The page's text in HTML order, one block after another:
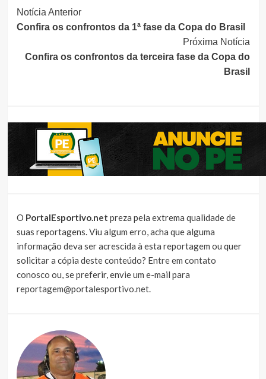
Continue
Lendo
Notícia Anterior
Confira os confrontos da 1ª fase da Copa do Brasil
Próxima Notícia
Confira os confrontos da terceira fase da Copa do
Brasil
O PortalEsportivo.net preza pela extrema qualidade de
suas reportagens. Viu algum erro, acha que alguma
informação deva ser acrescida à esta reportagem ou quer
solicitar a cópia deste conteúdo? Entre em contato
conosco ou, se preferir, envie um e-mail para
reportagem@portalesportivo.net.